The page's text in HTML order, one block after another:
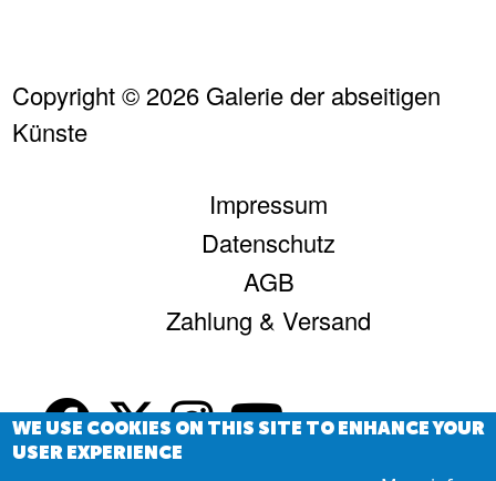
Copyright © 2026 Galerie der abseitigen
Künste
Impressum
Datenschutz
AGB
Zahlung & Versand
WE USE COOKIES ON THIS SITE TO ENHANCE YOUR
USER EXPERIENCE